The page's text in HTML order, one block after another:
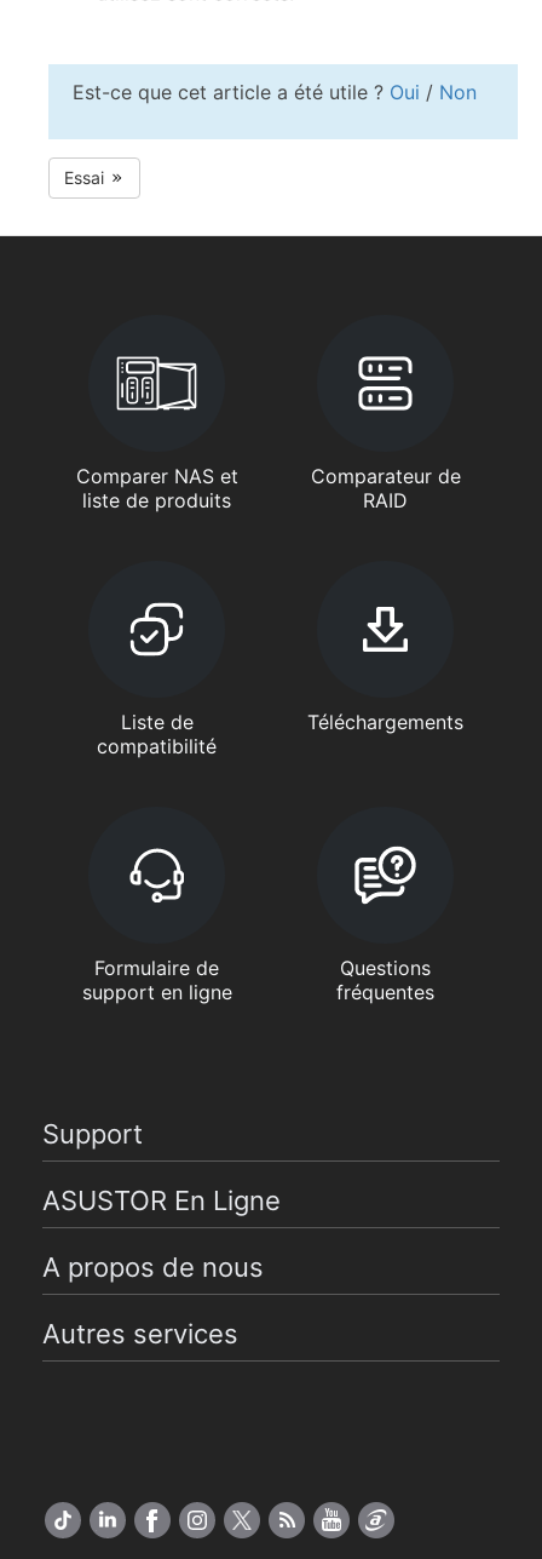
Est-ce que cet article a été utile ? Oui / Non
Essai
Comparer NAS et
liste de produits
Comparateur de
RAID
Liste de
compatibilité
Téléchargements
Formulaire de
support en ligne
Questions
fréquentes
Support
ASUSTOR En Ligne
A propos de nous
Autres services